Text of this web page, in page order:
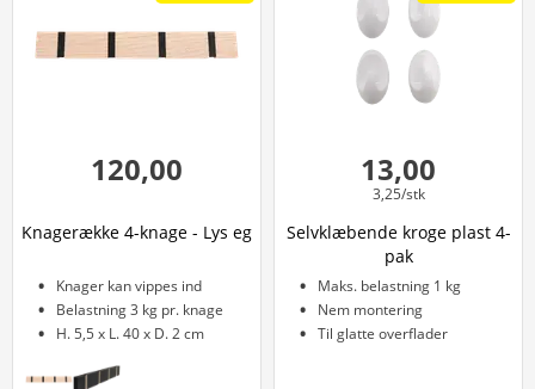
120,00
Knagerække 4-knage - Lys eg
Knager kan vippes ind
Belastning 3 kg pr. knage
H. 5,5 x L. 40 x D. 2 cm
13,00
3,25/stk
Selvklæbende kroge plast 4-
pak
Maks. belastning 1 kg
Nem montering
Til glatte overflader